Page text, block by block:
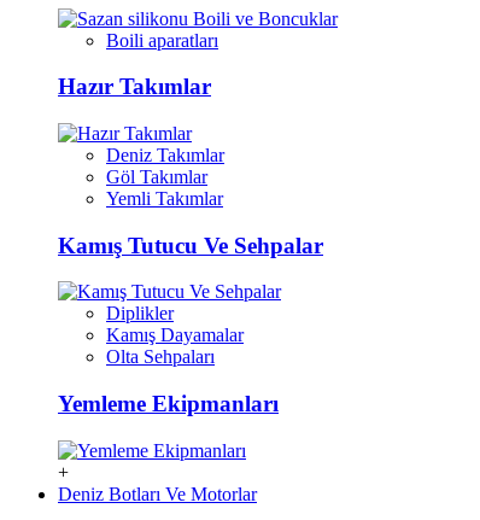
Boili aparatları
Hazır Takımlar
Deniz Takımlar
Göl Takımlar
Yemli Takımlar
Kamış Tutucu Ve Sehpalar
Diplikler
Kamış Dayamalar
Olta Sehpaları
Yemleme Ekipmanları
+
Deniz Botları Ve Motorlar